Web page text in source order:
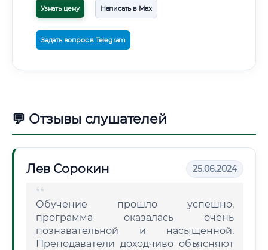
Узнать цену Написать в Max
Задать вопрос в Telegram
💬 Отзывы слушателей
Лев Сорокин 25.06.2024
Обучение прошло успешно,
программа оказалась очень
познавательной и насыщенной.
Преподаватели доходчиво объясняют